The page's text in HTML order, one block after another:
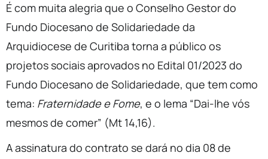
É com muita alegria que o Conselho Gestor do
Fundo Diocesano de Solidariedade da
Arquidiocese de Curitiba torna a público os
projetos sociais aprovados no Edital 01/2023 do
Fundo Diocesano de Solidariedade, que tem como
tema: Fraternidade e Fome, e o lema “Dai-lhe vós
mesmos de comer” (Mt 14,16).
A assinatura do contrato se dará no dia 08 de